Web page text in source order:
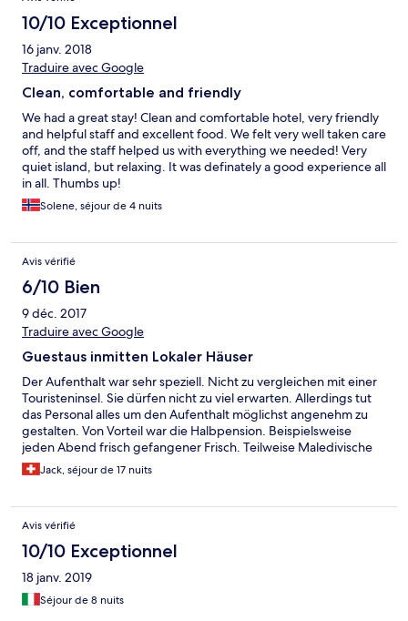
get a glimpse into the lifestyle, For such a small Island, their
infrastructure is impressive. The garbage is noticeable and
hopefully it will be dealt with. A very peaceful holiday.
10/10 Exceptionnel
16 janv. 2018
Traduire avec Google
Clean, comfortable and friendly
We had a great stay! Clean and comfortable hotel, very friendly
and helpful staff and excellent food. We felt very well taken care
off, and the staff helped us with everything we needed! Very
quiet island, but relaxing. It was definately a good experience all
in all. Thumbs up!
Solene, séjour de 4 nuits
Avis vérifié
6/10 Bien
9 déc. 2017
Traduire avec Google
Guestaus inmitten Lokaler Häuser
Der Aufenthalt war sehr speziell. Nicht zu vergleichen mit einer
Touristeninsel. Sie dürfen nicht zu viel erwarten. Allerdings tut
das Personal alles um den Aufenthalt möglichst angenehm zu
gestalten. Von Vorteil war die Halbpension. Beispielsweise
jeden Abend frisch gefangener Frisch. Teilweise Maledivische
Küche. Entweder man mag es oder nicht. Die" Restaurants
"wenn man es so nennen darf, erbärmlich. Die Auswahl sehr
einen vergleich zu einer reinen Touristeninsel. Ich habe es mit
Absicht so gewählt. Es gab Leute die sind nach 2 Tagen wieder
abgereist sind. Meinerseits waren die Kontakte zur Bevölkerung
positiv .Allg. sind alle sehr hilfsbereit ,was man in ganz
Malediven so erlebt. Zur Insel selbst: Einerseits waren saubere
Orte andere wiederum zugemüllt. Aus dem Wasser habe ich
beim Hausriff einiges Plastik rausgeholt. Offenbar stört es nicht
Jack, séjour de 17 nuits
Avis vérifié
10/10 Exceptionnel
18 janv. 2019
Séjour de 8 nuits